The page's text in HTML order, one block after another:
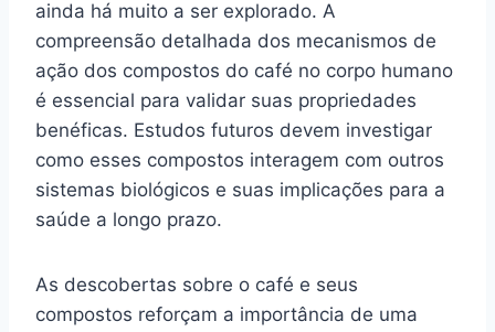
ainda há muito a ser explorado. A
compreensão detalhada dos mecanismos de
ação dos compostos do café no corpo humano
é essencial para validar suas propriedades
benéficas. Estudos futuros devem investigar
como esses compostos interagem com outros
sistemas biológicos e suas implicações para a
saúde a longo prazo.
As descobertas sobre o café e seus
compostos reforçam a importância de uma